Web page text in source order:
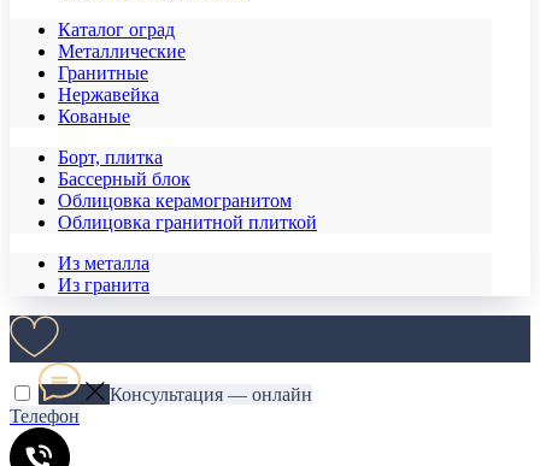
Каталог оград
Металлические
Гранитные
Нержавейка
Кованые
Борт, плитка
Бассерный блок
Облицовка керамогранитом
Облицовка гранитной плиткой
Из металла
Из гранита
Консультация — онлайн
Телефон